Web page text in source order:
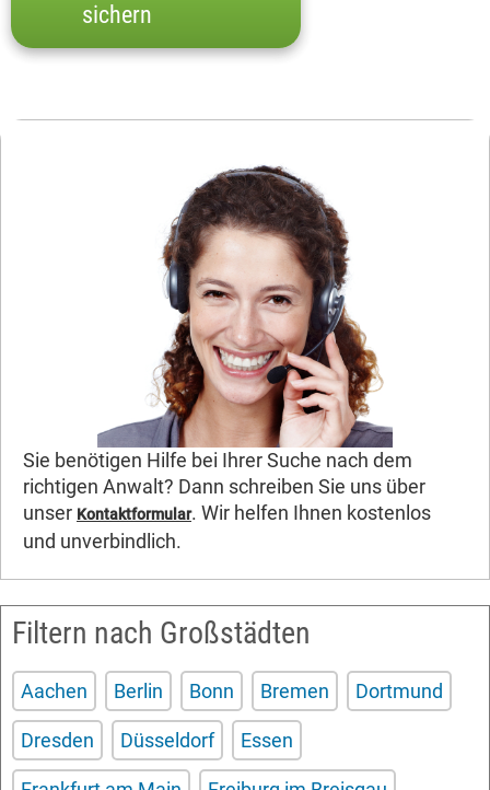
sichern
Sie benötigen Hilfe bei Ihrer Suche nach dem
richtigen Anwalt? Dann schreiben Sie uns über
unser Kontaktformular. Wir helfen Ihnen kostenlos
und unverbindlich.
Filtern nach Großstädten
Aachen Berlin Bonn Bremen Dortmund
Dresden Düsseldorf Essen